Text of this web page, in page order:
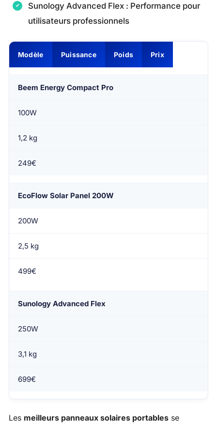
Sunology Advanced Flex : Performance pour
utilisateurs professionnels
Modèle Puissance Poids Prix
Beem Energy Compact Pro
100W
1,2 kg
249€
EcoFlow Solar Panel 200W
200W
2,5 kg
499€
Sunology Advanced Flex
250W
3,1 kg
699€
Les meilleurs panneaux solaires portables se